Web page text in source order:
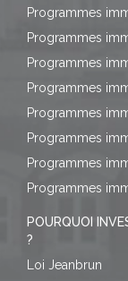
Programmes
Programmes
Programmes
Programmes
Programmes
Programmes
Programmes
Programmes
POURQUOI
?
Loi Jeanbrun